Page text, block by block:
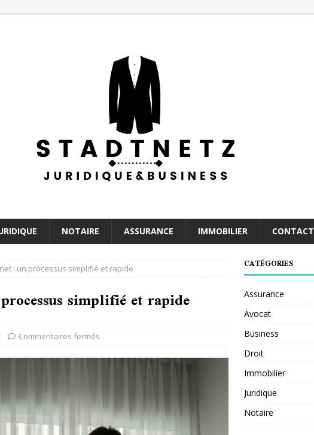
NOTAIRE ASSURANCE IMMOBILIER CONTACT
: un processus simplifié et rapide
simplifié et rapide
Commentaires fermés
CATÉGORIES
Assurance
Avocat
Business
Droit
Immobilier
Juridique
Notaire